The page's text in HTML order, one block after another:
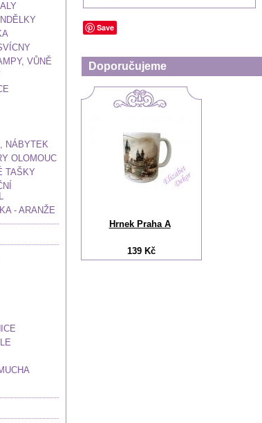
VŮNĚ
NÁBYTEK
OLOMOUC
TAŠKY
- ARANŽE
Save
Doporučujeme
Hrnek Praha A
139 Kč